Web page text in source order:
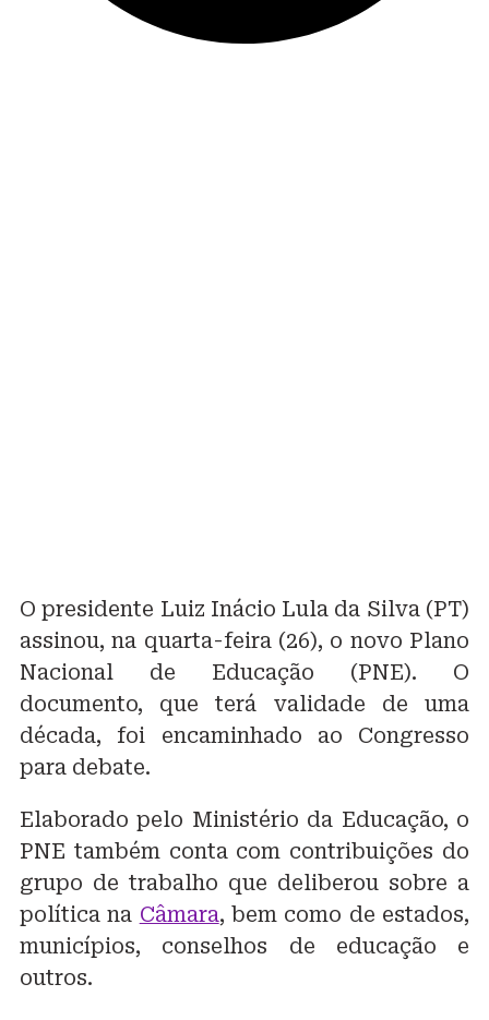
O presidente Luiz Inácio Lula da Silva (PT)
assinou, na quarta-feira (26), o novo Plano
Nacional de Educação (PNE). O
documento, que terá validade de uma
década, foi encaminhado ao Congresso
para debate.
Elaborado pelo Ministério da Educação, o
PNE também conta com contribuições do
grupo de trabalho que deliberou sobre a
política na Câmara, bem como de estados,
municípios, conselhos de educação e
outros.